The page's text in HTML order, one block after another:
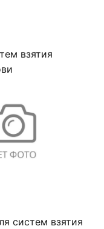
взятия
систем взятия